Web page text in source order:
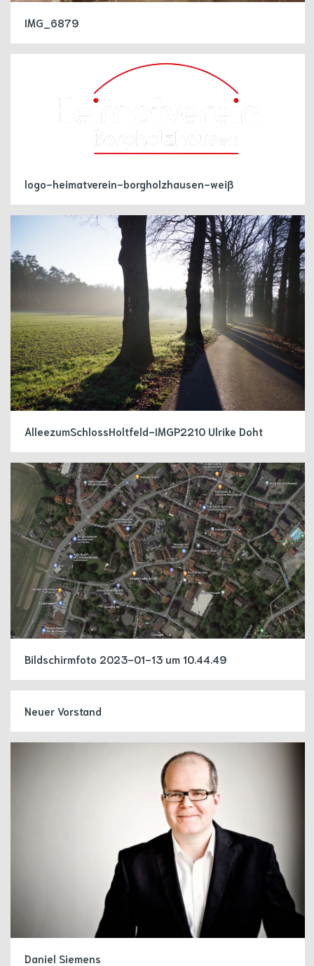
IMG_6879
logo-heimatverein-borgholzhausen-weiß
AlleezumSchlossHoltfeld-IMGP2210 Ulrike Doht
Bildschirm­foto 2023-01-13 um 10.44.49
Neuer Vorstand
Daniel Siemens